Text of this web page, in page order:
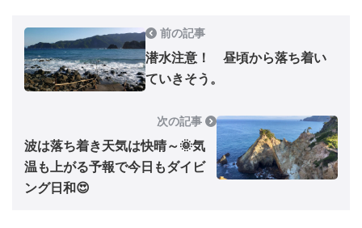
前の記事
潜水注意！ 昼頃から落ち着い
ていきそう。
次の記事
波は落ち着き天気は快晴～🌞気
温も上がる予報で今日もダイビ
ング日和😍